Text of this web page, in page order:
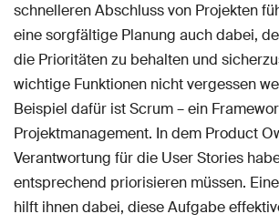
schnelleren Abschluss von Projekten
eine sorgfältige Planung auch dabei,
die Prioritäten zu behalten und
wichtige Funktionen nicht vergessen
Beispiel dafür ist Scrum – ein
Projektmanagement. In dem Product
Verantwortung für die User Stories
entsprechend priorisieren müssen.
hilft ihnen dabei, diese Aufgabe